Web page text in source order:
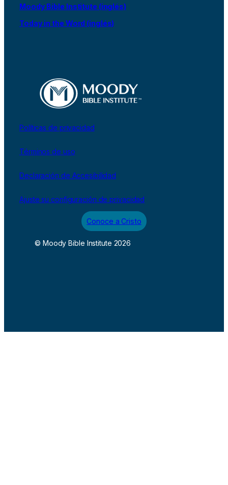
Moody Bible Institute (inglés)
Today in the Word (inglés)
Políticas de privacidad
Términos de uso
Declaración de Accesibilidad
Ajuste su configuración de privacidad
Conoce a Cristo
© Moody Bible Institute 2026